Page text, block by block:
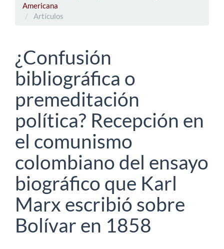
Americana
Artículos
¿Confusión
bibliográfica o
premeditación
política? Recepción en
el comunismo
colombiano del ensayo
biográfico que Karl
Marx escribió sobre
Bolívar en 1858